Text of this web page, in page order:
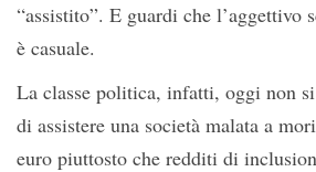
“assistito”. E guardi che l’aggettivo
è casuale.
La classe politica, infatti, oggi non
di assistere una società malata a
euro piuttosto che redditi di